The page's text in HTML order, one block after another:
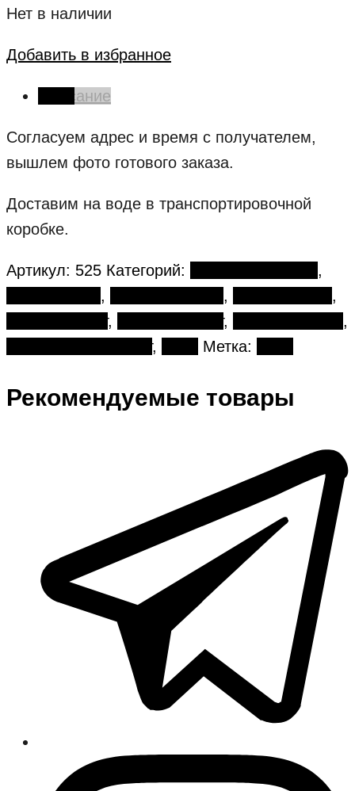
Нет в наличии
Добавить в избранное
Описание
Согласуем адрес и время с получателем,
вышлем фото готового заказа.
Доставим на воде в транспортировочной
коробке.
Артикул: 525 Категорий:
,
, ,
,
, ,
,
, Метка:
Рекомендуемые товары